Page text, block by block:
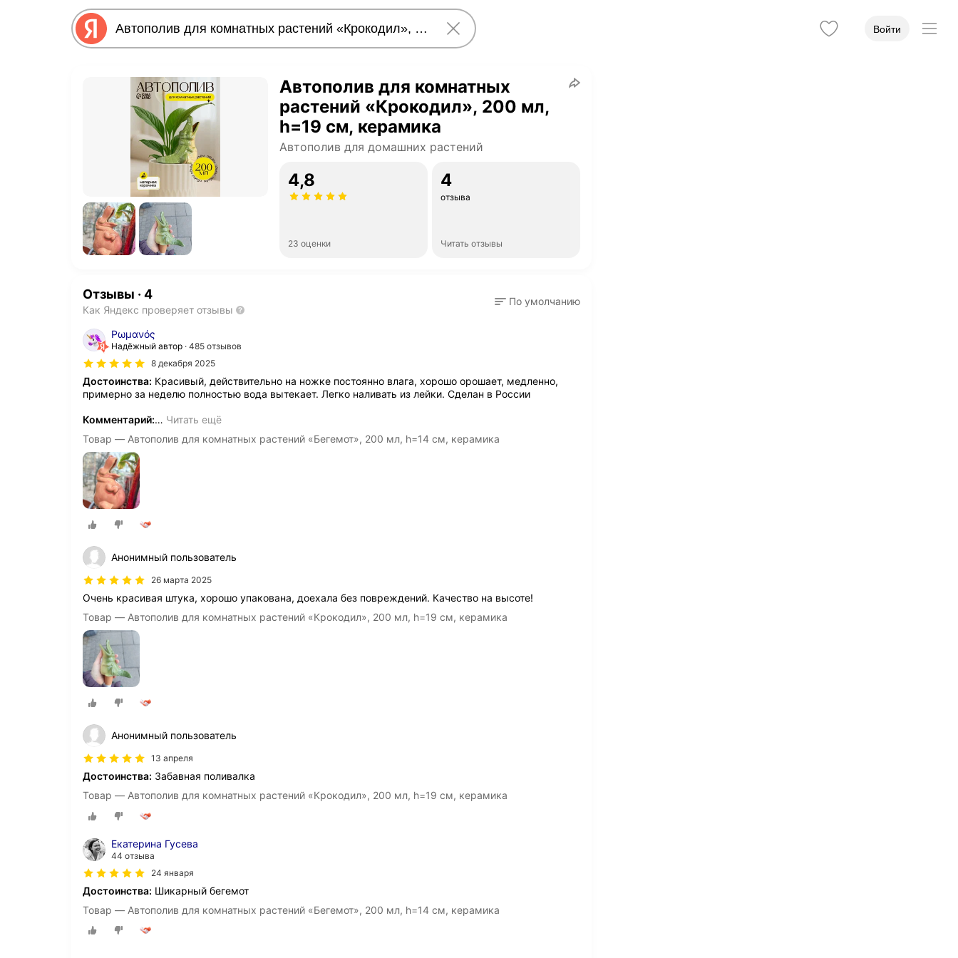
Войти
Автополив для комнатных
растений «Крокодил», 200 мл,
h=19 см, керамика
Автополив для домашних растений
4,8
23 оценки
4
отзыва
Читать отзывы
Отзывы · 4
Как Яндекс проверяет отзывы
По умолчанию
Ρωμανός
Надёжный автор 485 отзывов
8 декабря 2025
Достоинства: Красивый, действительно на ножке постоянно влага, хорошо орошает, медленно,
примерно за неделю полностью вода вытекает. Легко наливать из лейки. Сделан в России
Комментарий:… Читать ещё
Товар — Автополив для комнатных растений «Бегемот», 200 мл, h=14 см, керамика
Анонимный пользователь
26 марта 2025
Очень красивая штука, хорошо упакована, доехала без повреждений. Качество на высоте!
Товар — Автополив для комнатных растений «Крокодил», 200 мл, h=19 см, керамика
Анонимный пользователь
13 апреля
Достоинства: Забавная поливалка
Товар — Автополив для комнатных растений «Крокодил», 200 мл, h=19 см, керамика
Екатерина Гусева
44 отзыва
24 января
Достоинства: Шикарный бегемот
Товар — Автополив для комнатных растений «Бегемот», 200 мл, h=14 см, керамика